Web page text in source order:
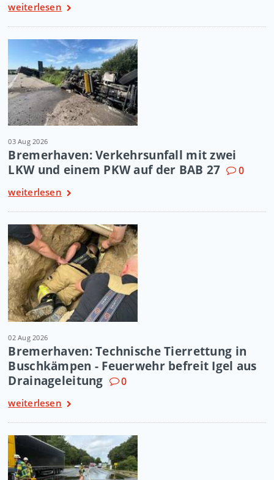
weiterlesen
03 Aug 2026
Bremerhaven: Verkehrsunfall mit zwei
LKW und einem PKW auf der BAB 27
0
weiterlesen
02 Aug 2026
Bremerhaven: Technische Tierrettung in
Buschkämpen - Feuerwehr befreit Igel aus
Drainageleitung
0
weiterlesen